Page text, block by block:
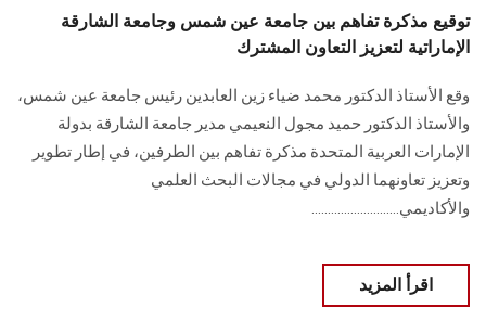
الزائـرون
سجل الان
توقيع مذكرة تفاهم بين جامعة عين شمس وجامعة الشارقة
الإماراتية لتعزيز التعاون المشترك
وقع الأستاذ الدكتور محمد ضياء زين العابدين رئيس جامعة عين شمس،
والأستاذ الدكتور حميد مجول النعيمي مدير جامعة الشارقة بدولة
الإمارات العربية المتحدة مذكرة تفاهم بين الطرفين، في إطار تطوير
وتعزيز تعاونهما الدولي في مجالات البحث العلمي
والأكاديمي...........................
اقرأ المزيد